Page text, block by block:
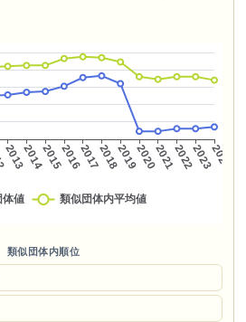
類似団体内順位